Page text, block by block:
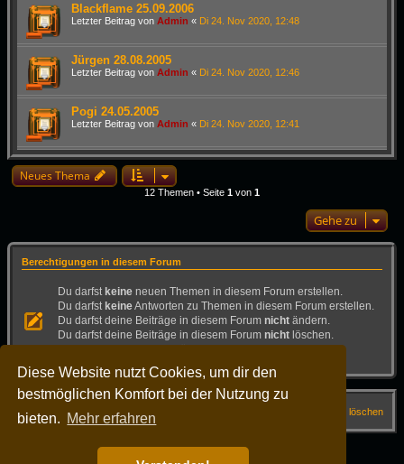
Diese Website nutzt Cookies, um dir den
bestmöglichen Komfort bei der Nutzung zu
bieten. Mehr erfahren
Blackflame 25.09.2006
Letzter Beitrag von Admin « Di 24. Nov 2020, 12:48
Jürgen 28.08.2005
Letzter Beitrag von Admin « Di 24. Nov 2020, 12:46
Pogi 24.05.2005
Letzter Beitrag von Admin « Di 24. Nov 2020, 12:41
Neues Thema
12 Themen • Seite 1 von 1
Gehe zu
Berechtigungen in diesem Forum
Du darfst keine neuen Themen in diesem Forum erstellen.
Du darfst keineAntworten zu Themen in diesem Forum erstellen.
Du darfst deine Beiträge in diesem Forum nicht ändern.
Du darfst deine Beiträge in diesem Forum nicht löschen.
Startseite Forum Alle Cookies löschen
Alle Zeiten sindUTC+02:00
Powered by phpBB ® Forum Software © phpBB Limited